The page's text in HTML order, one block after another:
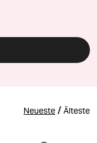
Neueste / Älteste